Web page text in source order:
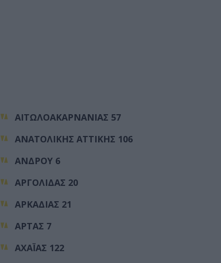
ΑΙΤΩΛΟΑΚΑΡΝΑΝΙΑΣ 57
ΑΝΑΤΟΛΙΚΗΣ ΑΤΤΙΚΗΣ 106
ΑΝΔΡΟΥ 6
ΑΡΓΟΛΙΔΑΣ 20
ΑΡΚΑΔΙΑΣ 21
ΑΡΤΑΣ 7
ΑΧΑΪΑΣ 122